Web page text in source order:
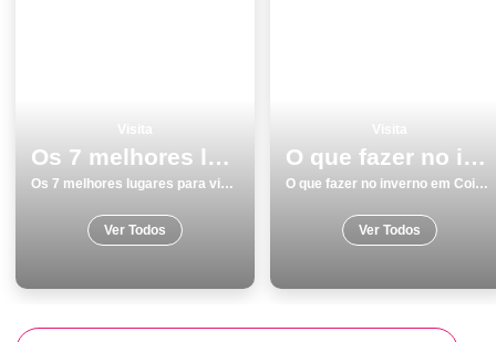
Os 7 melhores lugares para visitar em GuimarÃ£es
Os 7 melhores lugares para visitar em GuimarÃ£es
Ver Todos
O que fazer no inverno em Coimbra os 18 melhores locais
O que fazer no inverno em Coimbra os 18 melhores locais
Ver Todos